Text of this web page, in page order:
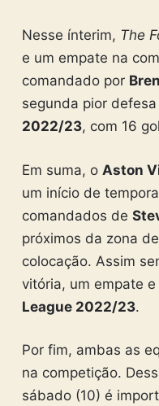
Nesse ínterim, The
e um empate na
comandado por
segunda pior
2022/23, com 16
Em suma, o Aston
um início de
comandados de
próximos da zona
colocação. Assim
vitória, um empate
League 2022/23.
Por fim, ambas as
na competição.
sábado (10) é